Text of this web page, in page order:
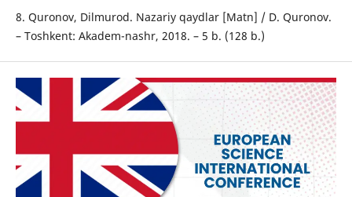
8. Quronov, Dilmurod. Nazariy qaydlar [Matn] / D. Quronov.
– Toshkent: Akadem-nashr, 2018. – 5 b. (128 b.)